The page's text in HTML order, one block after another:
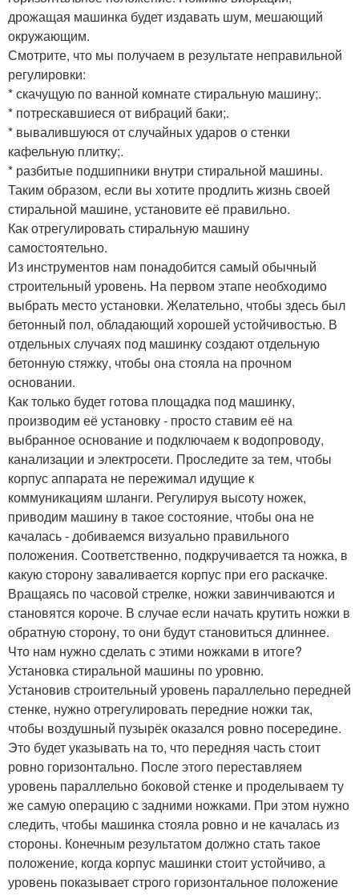
дрожащая машинка будет издавать шум, мешающий
окружающим.
Смотрите, что мы получаем в результате неправильной
регулировки:
* скачущую по ванной комнате стиральную машину;.
* потрескавшиеся от вибраций баки;.
* вывалившуюся от случайных ударов о стенки
кафельную плитку;.
* разбитые подшипники внутри стиральной машины.
Таким образом, если вы хотите продлить жизнь своей
стиральной машине, установите её правильно.
Как отрегулировать стиральную машину
самостоятельно.
Из инструментов нам понадобится самый обычный
строительный уровень. На первом этапе необходимо
выбрать место установки. Желательно, чтобы здесь был
бетонный пол, обладающий хорошей устойчивостью. В
отдельных случаях под машинку создают отдельную
бетонную стяжку, чтобы она стояла на прочном
основании.
Как только будет готова площадка под машинку,
производим её установку - просто ставим её на
выбранное основание и подключаем к водопроводу,
канализации и электросети. Проследите за тем, чтобы
корпус аппарата не пережимал идущие к
коммуникациям шланги. Регулируя высоту ножек,
приводим машину в такое состояние, чтобы она не
качалась - добиваемся визуально правильного
положения. Соответственно, подкручивается та ножка, в
какую сторону заваливается корпус при его раскачке.
Вращаясь по часовой стрелке, ножки завинчиваются и
становятся короче. В случае если начать крутить ножки в
обратную сторону, то они будут становиться длиннее.
Что нам нужно сделать с этими ножками в итоге?
Установка стиральной машины по уровню.
Установив строительный уровень параллельно передней
стенке, нужно отрегулировать передние ножки так,
чтобы воздушный пузырёк оказался ровно посередине.
Это будет указывать на то, что передняя часть стоит
ровно горизонтально. После этого переставляем
уровень параллельно боковой стенке и проделываем ту
же самую операцию с задними ножками. При этом нужно
следить, чтобы машинка стояла ровно и не качалась из
стороны. Конечным результатом должно стать такое
положение, когда корпус машинки стоит устойчиво, а
уровень показывает строго горизонтальное положение